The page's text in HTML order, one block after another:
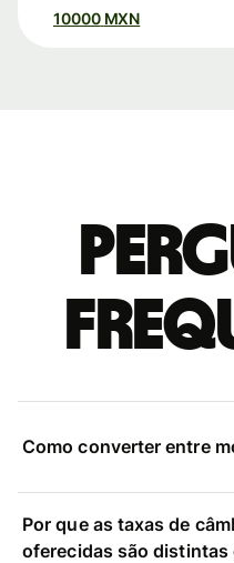
10000 MXN
Como converter entre
Por que as taxas de
oferecidas são distintas